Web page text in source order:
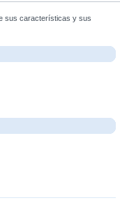
sus características y sus